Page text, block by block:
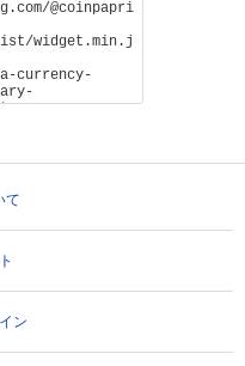
て
ン